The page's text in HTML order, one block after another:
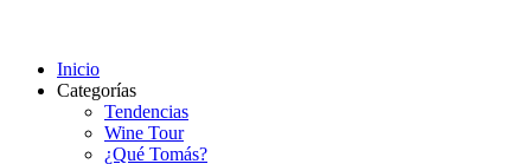
Inicio
Categorías
Tendencias
Wine Tour
¿Qué Tomás?